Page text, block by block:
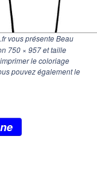
vous présente Beau
750 × 957et taille
le coloriage
pouvez également le